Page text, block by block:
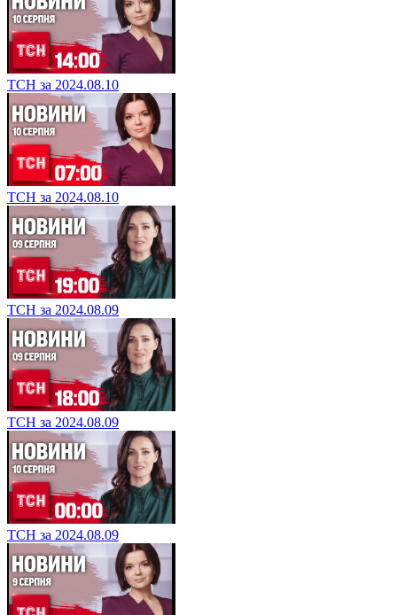
ТСН за 2024.08.10
ТСН за 2024.08.10
ТСН за 2024.08.09
ТСН за 2024.08.09
ТСН за 2024.08.09